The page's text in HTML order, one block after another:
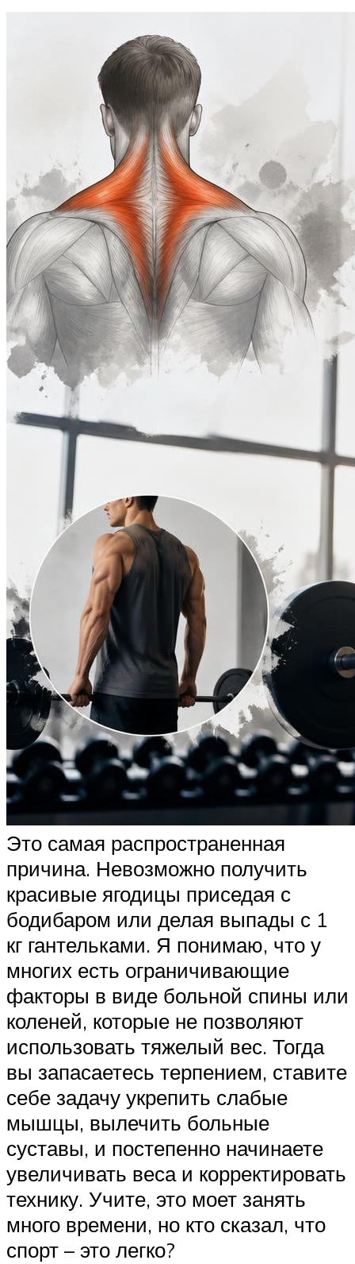
Это самая распространенная
причина. Невозможно получить
красивые ягодицы приседая с
бодибаром или делая выпады с 1
кг гантельками. Я понимаю, что у
многих есть ограничивающие
факторы в виде больной спины или
коленей, которые не позволяют
использовать тяжелый вес. Тогда
вы запасаетесь терпением, ставите
себе задачу укрепить слабые
мышцы, вылечить больные
суставы, и постепенно начинаете
увеличивать веса и корректировать
технику. Учите, это моет занять
много времени, но кто сказал, что
спорт – это легко?